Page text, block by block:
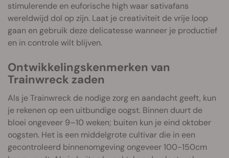
stimulerende en euforische high waar sativafans
wereldwijd dol op zijn. Laat je creativiteit de vrije loop
gaan en gebruik deze delicatesse wanneer je productief
en in controle wilt blijven.
Ontwikkelingskenmerken van
Trainwreck zaden
Als je Trainwreck de nodige zorg en aandacht geeft, kun
je rekenen op een uitbundige oogst. Binnen duurt de
bloei ongeveer 9–10 weken; buiten kun je eind oktober
oogsten. Het is een middelgrote cultivar die in een
gecontroleerd binnenomgeving ongeveer 100-150cm